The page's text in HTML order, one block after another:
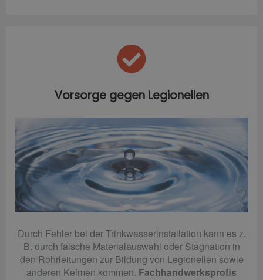
Vorsorge gegen Legionellen
Durch Fehler bei der Trinkwasserinstallation kann es z.
B. durch falsche Materialauswahl oder Stagnation in
den Rohrleitungen zur Bildung von Legionellen sowie
anderen Keimen kommen. Fachhandwerksprofis